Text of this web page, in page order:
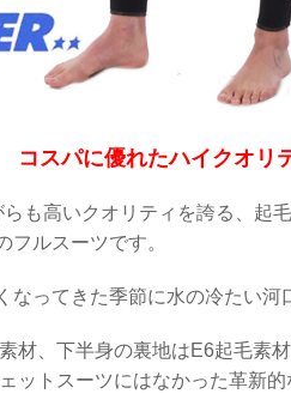
コスパに優れたハイクオリ
も高いクオリティを誇る、起
フルスーツです。
なってきた季節に水の冷たい河
材、下半身の裏地はE6起毛素
ットスーツにはなかった革新